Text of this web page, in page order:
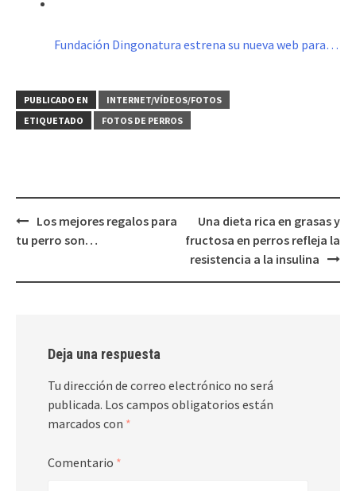
Fundación Dingonatura estrena su nueva web para…
PUBLICADO EN
INTERNET/VÍDEOS/FOTOS
ETIQUETADO
FOTOS DE PERROS
Navegación
de
Los mejores regalos para
tu perro son…
Una dieta rica en grasas y
fructosa en perros refleja la
resistencia a la insulina
Deja una respuesta
Tu dirección de correo electrónico no será
publicada. Los campos obligatorios están
marcados con *
Comentario *